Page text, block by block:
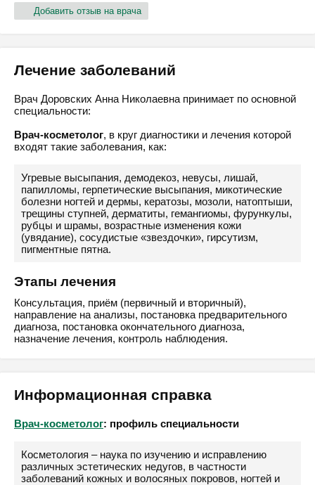
Добавить отзыв на врача
Лечение заболеваний
Врач Доровских Анна Николаевна принимает по основной
специальности:
Врач-косметолог, в круг диагностики и лечения которой
входят такие заболевания, как:
Угревые высыпания, демодекоз, невусы, лишай,
папилломы, герпетические высыпания, микотические
болезни ногтей и дермы, кератозы, мозоли, натоптыши,
трещины ступней, дерматиты, гемангиомы, фурункулы,
рубцы и шрамы, возрастные изменения кожи
(увядание), сосудистые «звездочки», гирсутизм,
пигментные пятна.
Этапы лечения
Консультация, приём (первичный и вторичный),
направление на анализы, постановка предварительного
диагноза, постановка окончательного диагноза,
назначение лечения, контроль наблюдения.
Информационная справка
Врач-косметолог: профиль специальности
Косметология – наука по изучению и исправлению
различных эстетических недугов, в частности
заболеваний кожных и волосяных покровов, ногтей и